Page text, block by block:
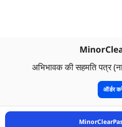
अभिभावक की सहमति पत्र
ऑर्डर